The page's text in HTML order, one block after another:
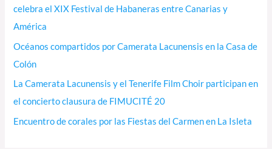
celebra el XIX Festival de Habaneras entre Canarias y
América
Océanos compartidos por Camerata Lacunensis en la Casa de
Colón
La Camerata Lacunensis y el Tenerife Film Choir participan en
el concierto clausura de FIMUCITÉ 20
Encuentro de corales por las Fiestas del Carmen en La Isleta